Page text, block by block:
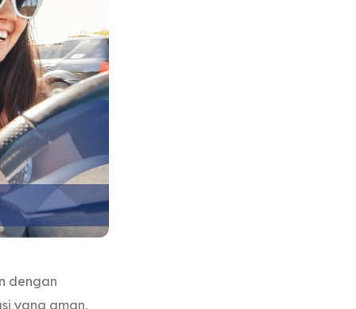
dengan
yang aman,